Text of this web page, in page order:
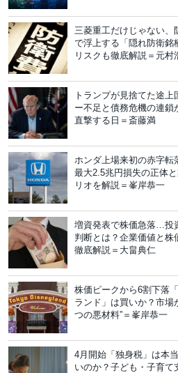
三菱重工だけじゃない、
で浮上する「隠れ防衛銘
リスクも徹底解説＝元村
トランプが見捨てた途上
ー不足と債務危機の連鎖
直撃する日＝斎藤満
ホンダ上場来初の赤字転
最大2.5兆円損失の正体
リオを解説＝峯岸恭一
増資発表で株価急落…投
判断とは？企業価値と株
徹底解説＝大畠典仁
株価ピークから6割下落
ランド」は買いか？市場
つの悪材料”＝峯岸恭一
4月開始「独身税」は本
いのか？子ども・子育て